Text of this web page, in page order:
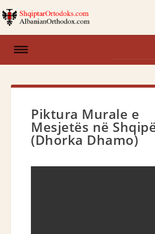
Piktura Murale e
Mesjetës në
(Dhorka Dhamo)